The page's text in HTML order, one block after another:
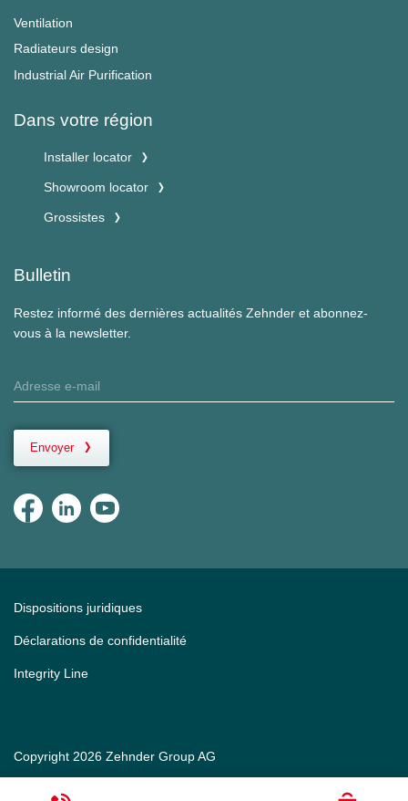
Ventilation
Radiateurs design
Industrial Air Purification
Dans votre région
Installer locator
Showroom locator
Grossistes
Bulletin
Restez informé des dernières actualités Zehnder et abonnez-
vous à la newsletter.
Envoyer
Copyright 2026 Zehnder Group AG
Dispositions juridiques
Déclarations de confidentialité
Integrity Line